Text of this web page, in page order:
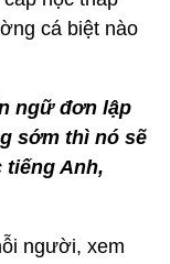
cá biệt nào
ngữ đơn lập
sớm thì nó sẽ
tiếng Anh,
người, xem